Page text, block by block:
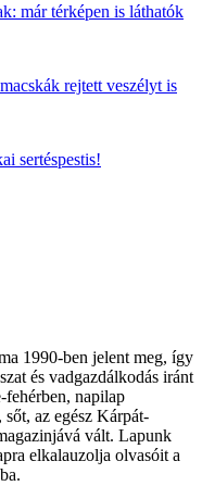
már térképen is láthatók
rejtett veszélyt is
sertéspestis!
1990-ben jelent meg, így
és vadgazdálkodás iránt
fehérben, napilap
az egész Kárpát-
vált. Lapunk
elkalauzolja olvasóit a